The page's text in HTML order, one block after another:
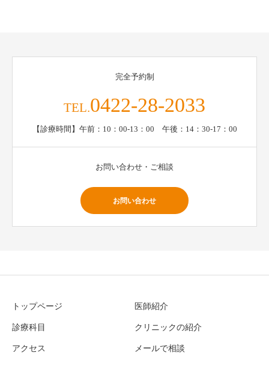
完全予約制
TEL.0422-28-2033
【診療時間】午前：10：00-13：00 午後：14：30-17：00
お問い合わせ・ご相談
お問い合わせ
トップページ 医師紹介
診療科目 クリニックの紹介
アクセス メールで相談